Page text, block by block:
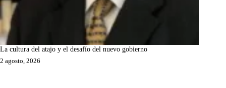
La cultura del atajo y el desafío del nuevo gobierno
2 agosto, 2026